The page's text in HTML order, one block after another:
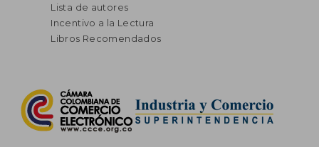
Lista de autores
Incentivo a la Lectura
Libros Recomendados